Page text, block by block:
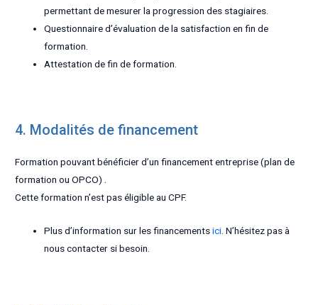
permettant de mesurer la progression des stagiaires.
Questionnaire d’évaluation de la satisfaction en fin de
formation.
Attestation de fin de formation.
4. Modalités de financement
Formation pouvant bénéficier d’un financement entreprise (plan de
formation ou OPCO) .
Cette formation n’est pas éligible au CPF.
Plus d’information sur les financementsici . N’hésitez pas à
nous contacter si besoin.